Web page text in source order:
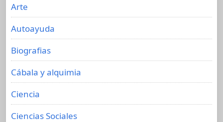
Arte
Autoayuda
Biografias
Cábala y alquimia
Ciencia
Ciencias Sociales